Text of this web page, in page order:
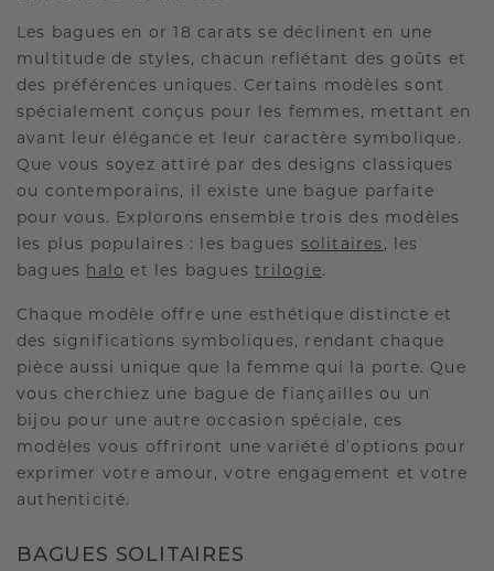
Les bagues en or 18 carats se déclinent en une
multitude de styles, chacun reflétant des goûts et
des préférences uniques. Certains modèles sont
spécialement conçus pour les femmes, mettant en
avant leur élégance et leur caractère symbolique.
Que vous soyez attiré par des designs classiques
ou contemporains, il existe une bague parfaite
pour vous. Explorons ensemble trois des modèles
les plus populaires : les bagues solitaires , les
bagues halo et les baguestrilogie.
Chaque modèle offre une esthétique distincte et
des significations symboliques, rendant chaque
pièce aussi unique que la femme qui la porte. Que
vous cherchiez une bague de fiançailles ou un
bijou pour une autre occasion spéciale, ces
modèles vous offriront une variété d’options pour
exprimer votre amour, votre engagement et votre
authenticité.
BAGUES SOLITAIRES